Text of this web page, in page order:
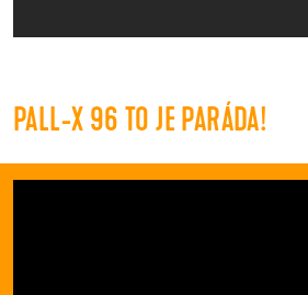
PALL-X 96 TO JE PARÁDA!